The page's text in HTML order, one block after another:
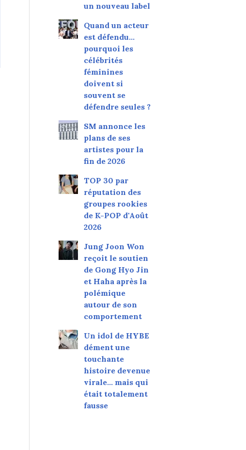
un nouveau label
Quand un acteur
est défendu…
pourquoi les
célébrités
féminines
doivent si
souvent se
défendre seules ?
SM annonce les
plans de ses
artistes pour la
fin de 2026
TOP 30 par
réputation des
groupes rookies
de K-POP d'Août
2026
Jung Joon Won
reçoit le soutien
de Gong Hyo Jin
et Haha après la
polémique
autour de son
comportement
Un idol de HYBE
dément une
touchante
histoire devenue
virale... mais qui
était totalement
fausse